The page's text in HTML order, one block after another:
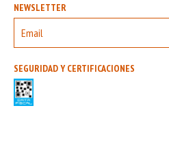
NEWSLETTER
SEGURIDAD Y CERTIFICACIONES